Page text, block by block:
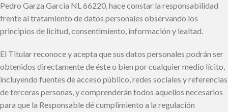
Pedro Garza Garcia NL 66220, hace constar la responsabilidad
frente al tratamiento de datos personales observando los
principios de licitud, consentimiento, información y lealtad.
El Titular reconoce y acepta que sus datos personales podrán ser
obtenidos directamente de éste o bien por cualquier medio lícito,
incluyendo fuentes de acceso público, redes sociales y referencias
de terceras personas, y comprenderán todos aquellos necesarios
para que la Responsable dé cumplimiento a la regulación